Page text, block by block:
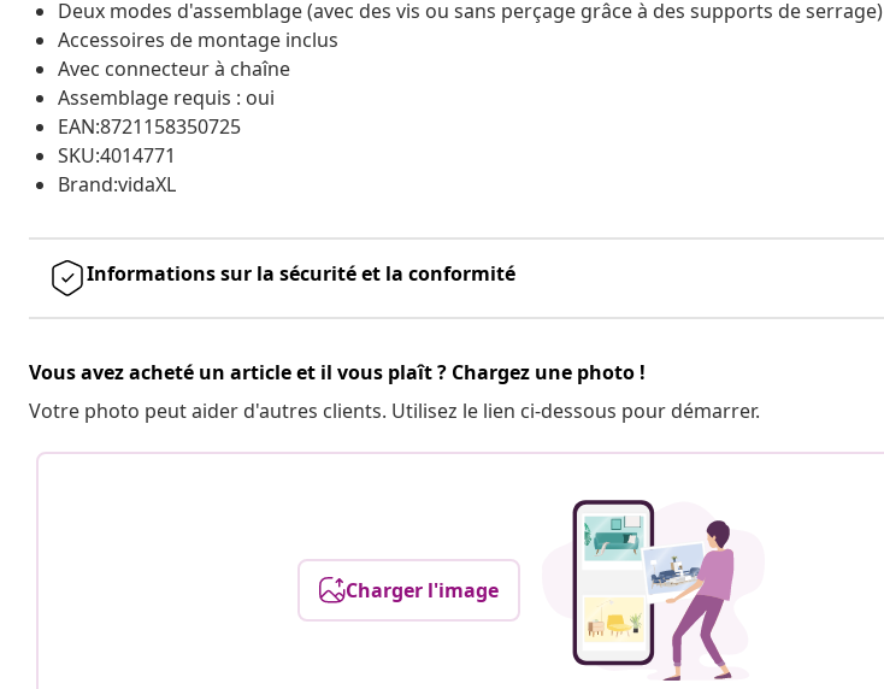
Deux modes d'assemblage (avec des vis ou sans perçage grâce à des supports de serrage)
Accessoires de montage inclus
Avec connecteur à chaîne
Assemblage requis : oui
EAN:8721158350725
SKU:4014771
Brand:vidaXL
Informations sur la sécurité et la conformité
Vous avez acheté un article et il vous plaît ? Chargez une photo !
Votre photo peut aider d'autres clients. Utilisez le lien ci-dessous pour démarrer.
Charger l'image